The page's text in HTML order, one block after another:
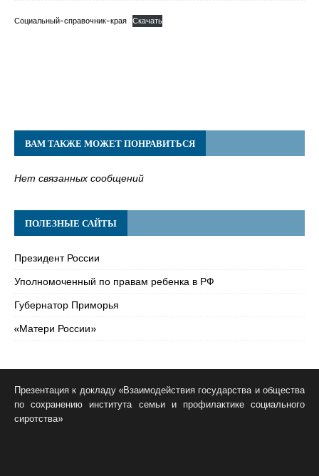
Социальный-справочник-края Скачать
ВАМ ТАКЖЕ МОЖЕТ ПОНРАВИТЬСЯ
Нет связанных сообщений
ПОЛЕЗНЫЕ САЙТЫ
Президент России
Уполномоченный по правам ребенка в РФ
Губернатор Приморья
«Матери России»
Презентация к докладу «Взаимодействия государства и общества
по сохранению института семьи и профилактике социального
сиротства»